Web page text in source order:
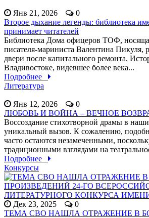
Янв 21, 2026
0
Второе дыхание легенды: библиотека
принимает читателей
Библиотека Дома офицеров ТОФ,
писателя-мариниста Валентина Пикуля,
двери после капитального ремонта.
Владивостоке, видевшее более века...
Подробнее
Литература
Янв 12, 2026
0
ЛЮБОВЬ И ВОЙНА – ВЕЧНОЕ
Воссоздание стихотворной драмы в
уникальный вызов. К сожалению,
часто остаются незамеченными,
традиционными взглядами на
Подробнее
Конкурсы
Дек 23, 2025
0
ТЕМА СВО НАШЛА ОТРАЖЕНИЕ В